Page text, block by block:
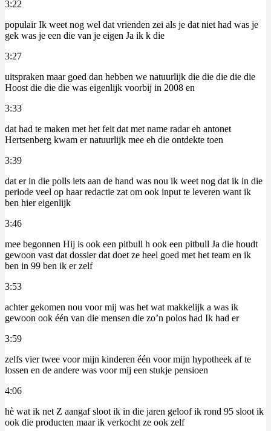
3:22
populair Ik weet nog wel dat vrienden zei als je dat niet had was je
gek was je een die van je eigen Ja ik k die
3:27
uitspraken maar goed dan hebben we natuurlijk die die die die die
Hoost die die die was eigenlijk voorbij in 2008 en
3:33
dat had te maken met het feit dat met name radar eh antonet
Hertsenberg kwam er natuurlijk mee eh die ontdekte toen
3:39
dat er in die polls iets aan de hand was nou ik weet nog dat ik in die
periode veel op haar redactie zat om ook input te leveren want ik
ben hier eigenlijk
3:46
mee begonnen Hij is ook een pitbull h ook een pitbull Ja die houdt
gewoon vast dat dossier dat doet ze heel goed met het team en ik
ben in 99 ben ik er zelf
3:53
achter gekomen nou voor mij was het wat makkelijk a was ik
gewoon ook één van die mensen die zo’n polos had Ik had er
3:59
zelfs vier twee voor mijn kinderen één voor mijn hypotheek af te
lossen en de andere was voor mij een stukje pensioen
4:06
hè wat ik net Z aangaf sloot ik in die jaren geloof ik rond 95 sloot ik
ook die producten maar ik verkocht ze ook zelf